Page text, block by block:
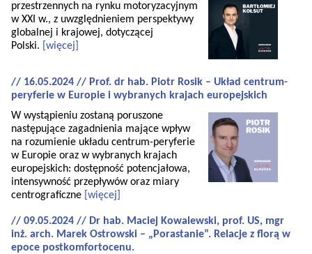
przestrzennych na rynku motoryzacyjnym
w XXI w., z uwzględnieniem perspektywy
globalnej i krajowej, dotyczącej
Polski.
[więcej]
// 16.05.2024 // Prof. dr hab. Piotr Rosik – Układ centrum-
peryferie w Europie i wybranych krajach europejskich
W wystąpieniu zostaną poruszone
następujące zagadnienia mające wpływ
na rozumienie układu centrum-peryferie
w Europie oraz w wybranych krajach
europejskich: dostępność potencjałowa,
intensywność przepływów oraz miary
centrograficzne [więcej]
// 09.05.2024 // Dr hab. Maciej Kowalewski, prof. US, mgr
inż. arch. Marek Ostrowski – „Porastanie”. Relacje z florą w
epoce postkomfortocenu.